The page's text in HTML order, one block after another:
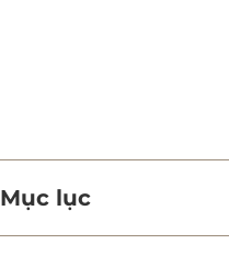
Mục lục